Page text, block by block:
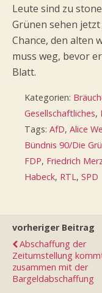
Leute sind zu
Grünen sehen
Chance, den alten
muss weg, bevor
Blatt.
Kategorien:
Gesellschaftliches,
Tags: AfD, Alice
Bündnis 90/Die
FDP, Friedrich
Habeck, RTL, SPD
vorheriger Beitrag
Abschaffung der
Zeitumstellung
zusammen mit der
Bargeldabschaffung